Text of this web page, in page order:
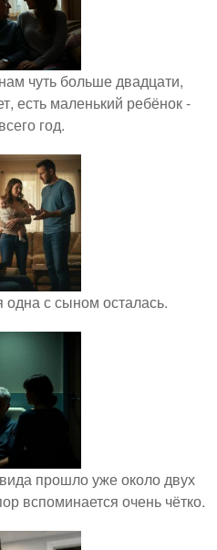
чуть больше двадцати,
есть маленький ребёнок -
год.
с сыном осталась.
прошло уже около двух
вспоминается очень чётко.